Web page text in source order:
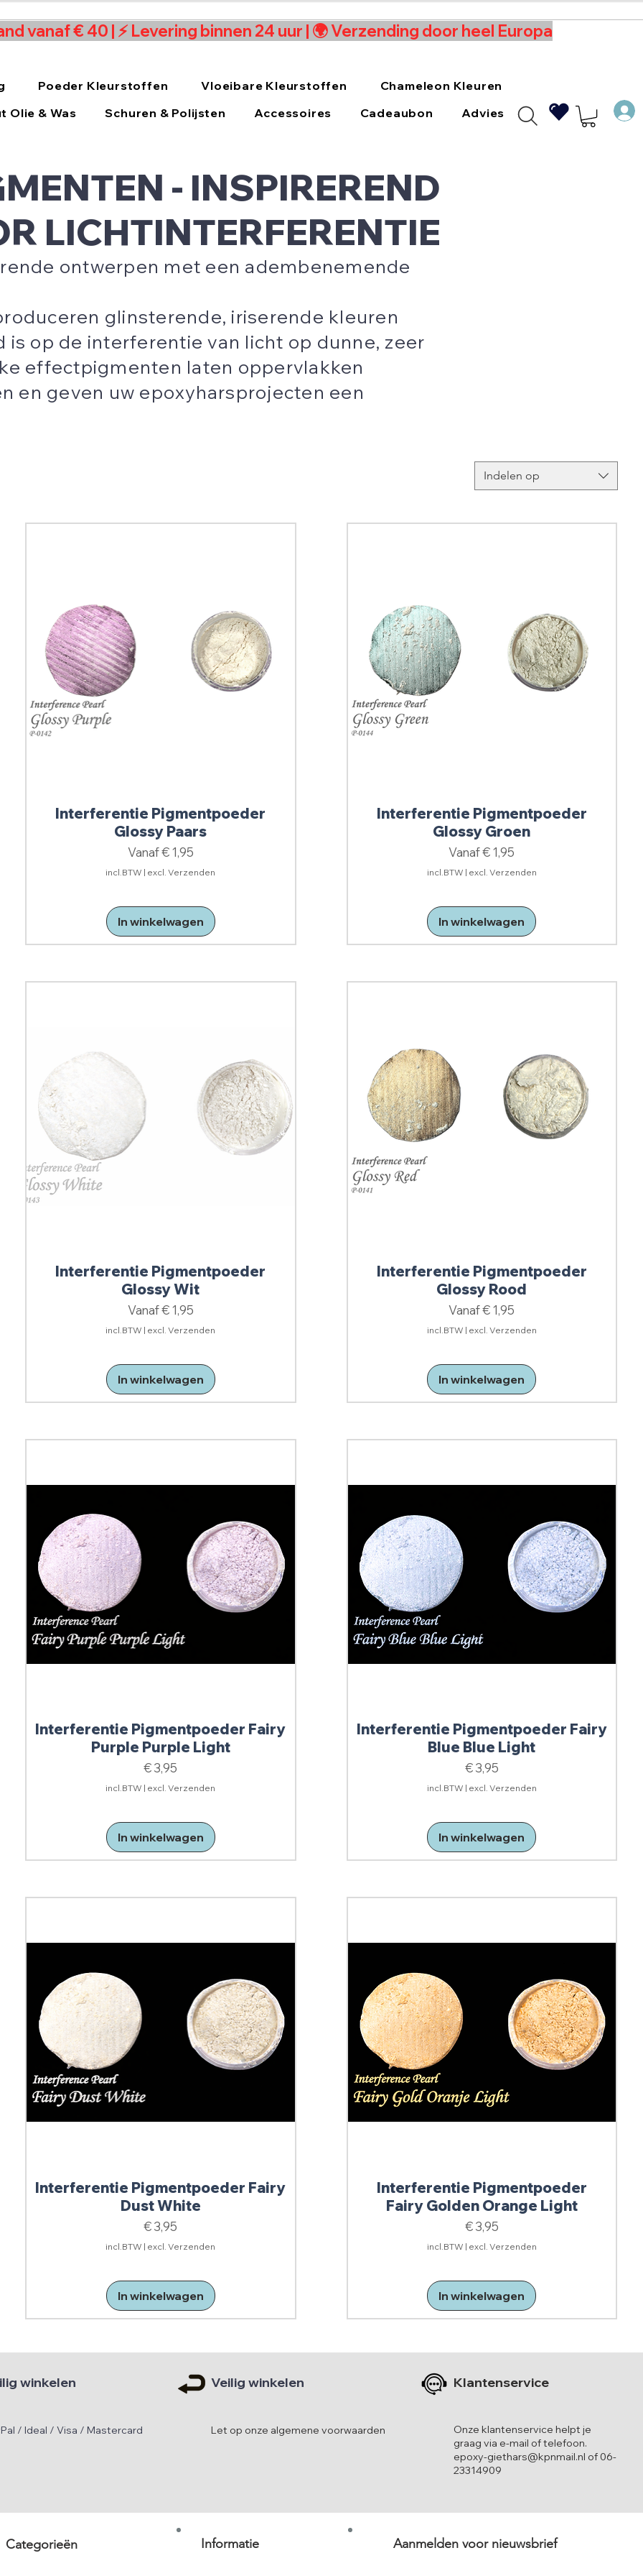
vanaf € 40 | ⚡ Levering binnen 24 uur | 🌍 Verzending door heel Europa
Poeder Kleurstoffen Vloeibare Kleurstoffen
Chameleon Kleuren
Olie & Was Schuren & Polijsten Accessoires Cadeaubon Advies
- INSPIREREND
LICHTINTERFERENTIE
ontwerpen met een adembenemende
glinsterende, iriserende kleuren
op de interferentie van licht op dunne, zeer
effectpigmenten laten oppervlakken
en geven uw epoxyharsprojecten een
Indelen op
Interferentie Pigmentpoeder
Glossy Paars
Vanaf€ 1,95
Verkoopprijs
incl.BTW | excl. Verzenden
In winkelwagen
Interferentie Pigmentpoeder
Glossy Groen
Vanaf€ 1,95
Verkoopprijs
incl.BTW | excl. Verzenden
In winkelwagen
Interferentie Pigmentpoeder
Glossy Wit
Vanaf€ 1,95
Verkoopprijs
incl.BTW | excl. Verzenden
In winkelwagen
Interferentie Pigmentpoeder
Glossy Rood
Vanaf€ 1,95
Verkoopprijs
incl.BTW | excl. Verzenden
In winkelwagen
Interferentie Pigmentpoeder Fairy
Purple Purple Light
Prijs
€ 3,95
incl.BTW | excl. Verzenden
In winkelwagen
Interferentie Pigmentpoeder Fairy
Blue Blue Light
Prijs
€ 3,95
incl.BTW | excl. Verzenden
In winkelwagen
Interferentie Pigmentpoeder Fairy
Dust White
Prijs
€ 3,95
incl.BTW | excl. Verzenden
In winkelwagen
Interferentie Pigmentpoeder
Fairy Golden Orange Light
Prijs
€ 3,95
incl.BTW | excl. Verzenden
In winkelwagen
winkelen Veilig winkelen Klantenservice
/ Ideal / Visa / Mastercard Let op onze algemene voorwaarden
Onze klantenservice helpt je
graag via e-mail of telefoon.
epoxy-giethars@kpnmail.nl of 06-
23314909
Categorieën Informatie Aanmelden voor nieuwsbrief